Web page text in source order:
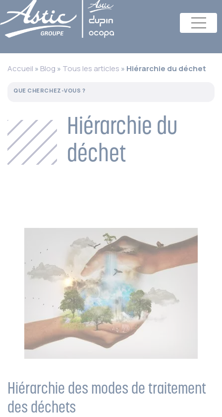
Accueil » Blog » Tous les articles » Hiérarchie du déchet
Hiérarchie du
déchet
Hiérarchie des modes de traitement
des déchets